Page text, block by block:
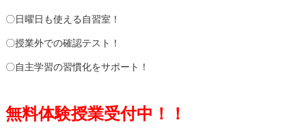
〇日曜日も使える自習室！
〇授業外での確認テスト！
〇自主学習の習慣化をサポート！
無料体験授業受付中！！